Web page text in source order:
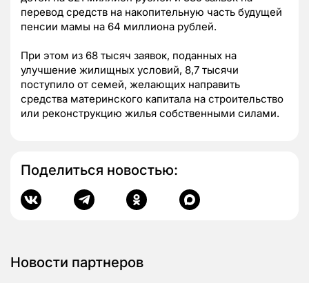
перевод средств на накопительную часть будущей
пенсии мамы на 64 миллиона рублей.
При этом из 68 тысяч заявок, поданных на
улучшение жилищных условий, 8,7 тысячи
поступило от семей, желающих направить
средства материнского капитала на строительство
или реконструкцию жилья собственными силами.
Поделиться новостью:
Новости партнеров